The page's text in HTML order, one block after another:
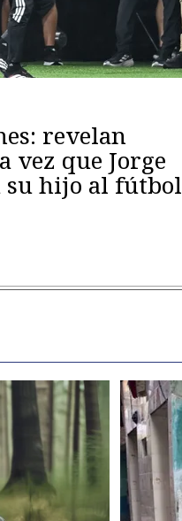
revelan
vez que Jorge
su hijo al fútbol